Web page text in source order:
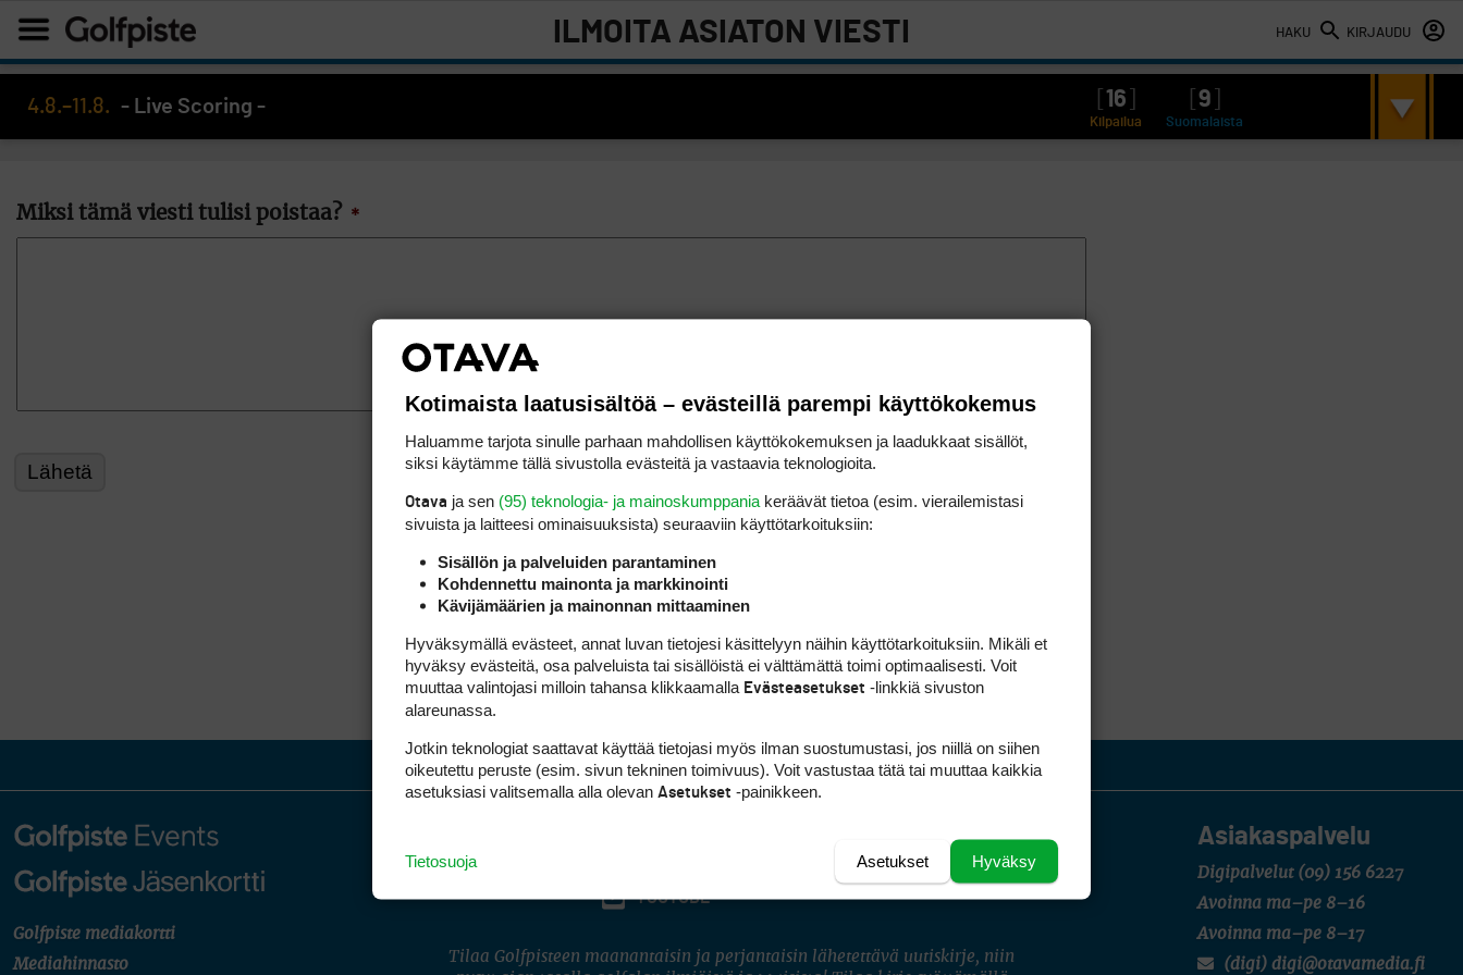
HAKU KIRJAUDU
ILMOITA ASIATON VIESTI
4.8.–11.8. - Live Scoring - 16 9
Kilpailua Suomalaista
Miksi tämä viesti tulisi poistaa? *
Golfpiste mediakortti
Mediahinnasto
Asiakaspalvelu
Digipalvelut (09) 156 6227
Avoinna ma–pe 8–16
Avoinna ma–pe 8–17
(digi) digi@otavamedia.fi
INSTAGRAM
YOUTUBE
Tilaa Golfpisteen maanantaisin ja perjantaisin lähetettävä uutiskirje, niin
Kotimaista laatusisältöä – evästeillä parempi käyttökokemus
Haluamme tarjota sinulle parhaan mahdollisen käyttökokemuksen ja laadukkaat sisällöt,
siksi käytämme tällä sivustolla evästeitä ja vastaavia teknologioita.
Otava ja sen (95) teknologia- ja mainoskumppania keräävät tietoa (esim. vierailemis­tasi
sivuista ja laitteesi ominaisuuk­sista) seuraaviin käyttötarkoituksiin:
Sisällön ja palveluiden parantaminen
Kohdennettu mainonta ja markkinointi
Kävijämäärien ja mainonnan mittaaminen
Hyväksymällä evästeet, annat luvan tietojesi käsittelyyn näihin käyttötarkoituksiin. Mikäli et
hyväksy evästeitä, osa palveluista tai sisällöistä ei välttämättä toimi optimaalisesti. Voit
muuttaa valintojasi milloin tahansa klikkaamalla Evästeasetukset -linkkiä sivuston
alareunassa.
Jotkin teknologiat saattavat käyttää tietojasi myös ilman suostumustasi, jos niillä on siihen
oikeutettu peruste (esim. sivun tekninen toimivuus). Voit vastustaa tätä tai muuttaa kaikkia
asetuksiasi valitsemalla alla olevan Asetukset -painikkeen.
Hyväksy
Asetukset
Tietosuoja